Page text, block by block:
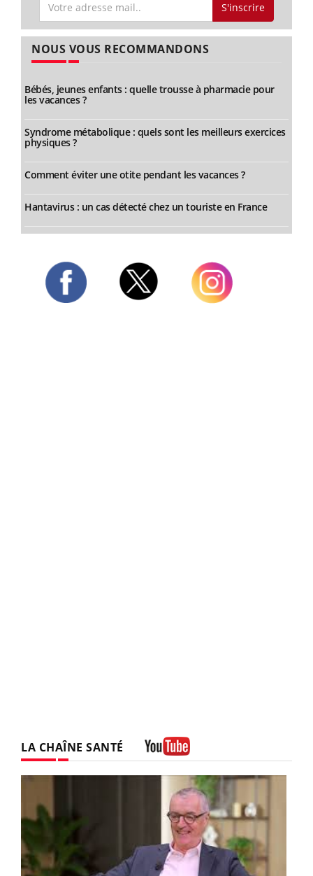
S'inscrire
NOUS VOUS RECOMMANDONS
Bébés, jeunes enfants : quelle trousse à pharmacie pour
les vacances ?
Syndrome métabolique : quels sont les meilleurs exercices
physiques ?
Comment éviter une otite pendant les vacances ?
Hantavirus : un cas détecté chez un touriste en France
LA CHAÎNE SANTÉ